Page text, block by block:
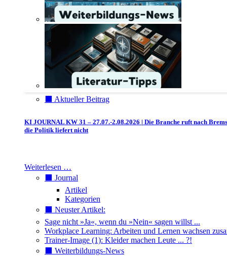
⬛️ Aktueller Beitrag
KI JOURNAL KW 31 – 27.07.-2.08.2026 | Die Branche ruft nach
die Politik liefert nicht
Weiterlesen …
⬛️ Journal
Artikel
Kategorien
⬛️ Neuster Artikel:
Sage nicht »Ja«, wenn du »Nein« sagen willst ...
Workplace Learning: Arbeiten und Lernen wachsen
Trainer-Image (1): Kleider machen Leute ... ?!
⬛️ Weiterbildungs-News